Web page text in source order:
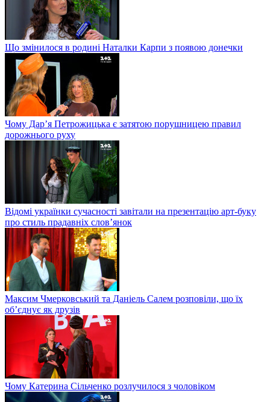
Що змінилося в родині Наталки Карпи з появою донечки
Чому Дар’я Петрожицька є затятою порушницею правил
дорожнього руху
Відомі українки сучасності завітали на презентацію арт-буку
про стиль прадавніх слов’янок
Максим Чмерковський та Даніель Салем розповіли, що їх
об’єднує як друзів
Чому Катерина Сільченко розлучилося з чоловіком